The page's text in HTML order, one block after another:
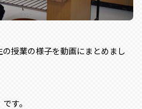
授業の様子を動画にまとめまし
す。